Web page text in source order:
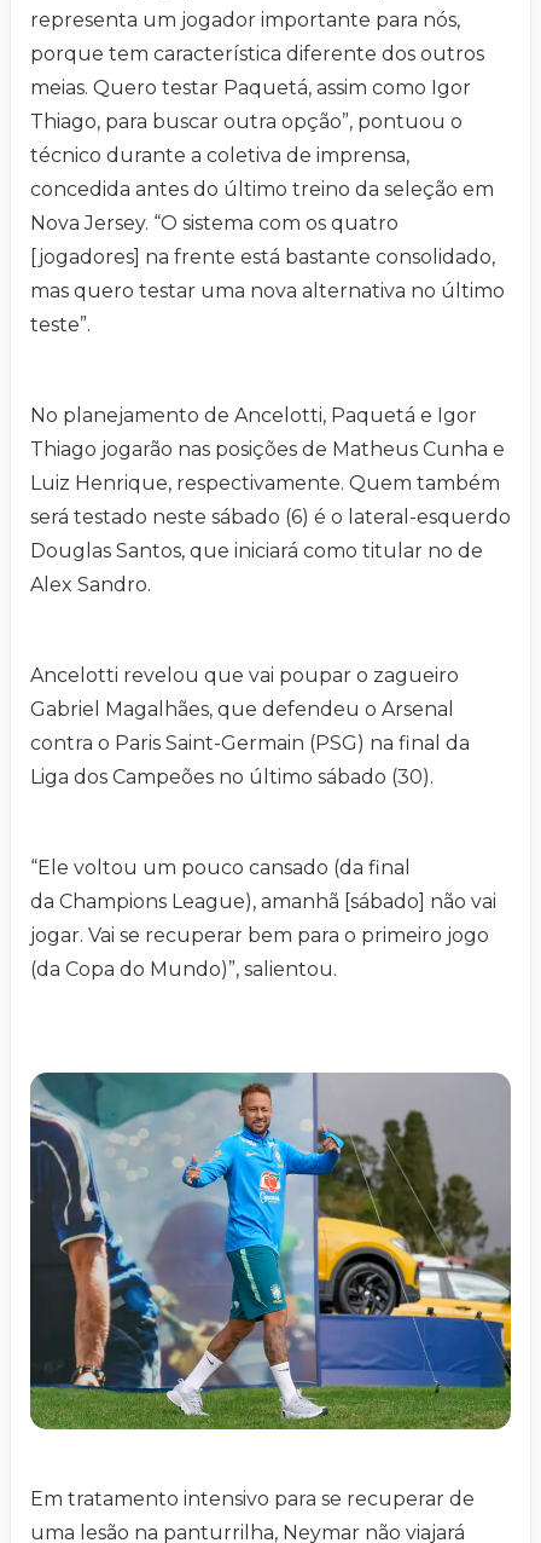
representa um jogador importante para nós,
porque tem característica diferente dos outros
meias. Quero testar Paquetá, assim como Igor
Thiago, para buscar outra opção”, pontuou o
técnico durante a coletiva de imprensa,
concedida antes do último treino da seleção em
Nova Jersey. “O sistema com os quatro
[jogadores] na frente está bastante consolidado,
mas quero testar uma nova alternativa no último
teste”.
No planejamento de Ancelotti, Paquetá e Igor
Thiago jogarão nas posições de Matheus Cunha e
Luiz Henrique, respectivamente. Quem também
será testado neste sábado (6) é o lateral-esquerdo
Douglas Santos, que iniciará como titular no de
Alex Sandro.
Ancelotti revelou que vai poupar o zagueiro
Gabriel Magalhães, que defendeu o Arsenal
contra o Paris Saint-Germain (PSG) na final da
Liga dos Campeões no último sábado (30).
“Ele voltou um pouco cansado (da final
da Champions League), amanhã [sábado] não vai
jogar. Vai se recuperar bem para o primeiro jogo
(da Copa do Mundo)”, salientou.
Em tratamento intensivo para se recuperar de
uma lesão na panturrilha, Neymar não viajará